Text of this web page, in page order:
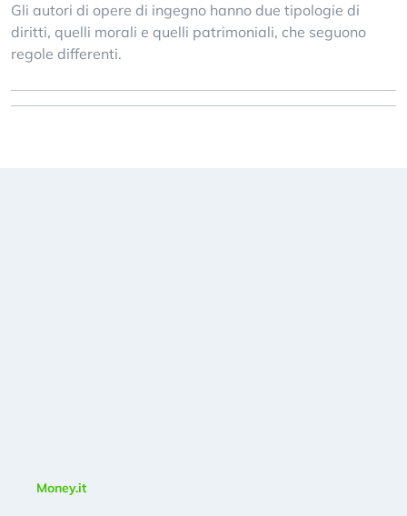
Gli autori di opere di ingegno hanno due tipologie di
diritti, quelli morali e quelli patrimoniali, che seguono
regole differenti.
Money.it